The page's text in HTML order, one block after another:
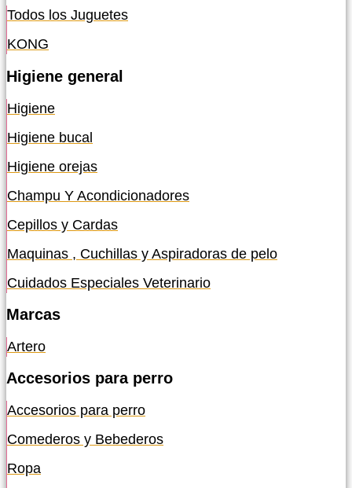
Todos los Juguetes
KONG
Higiene general
Higiene
Higiene bucal
Higiene orejas
Champu Y Acondicionadores
Cepillos y Cardas
Maquinas , Cuchillas y Aspiradoras de pelo
Cuidados Especiales Veterinario
Marcas
Artero
Accesorios para perro
Accesorios para perro
Comederos y Bebederos
Ropa